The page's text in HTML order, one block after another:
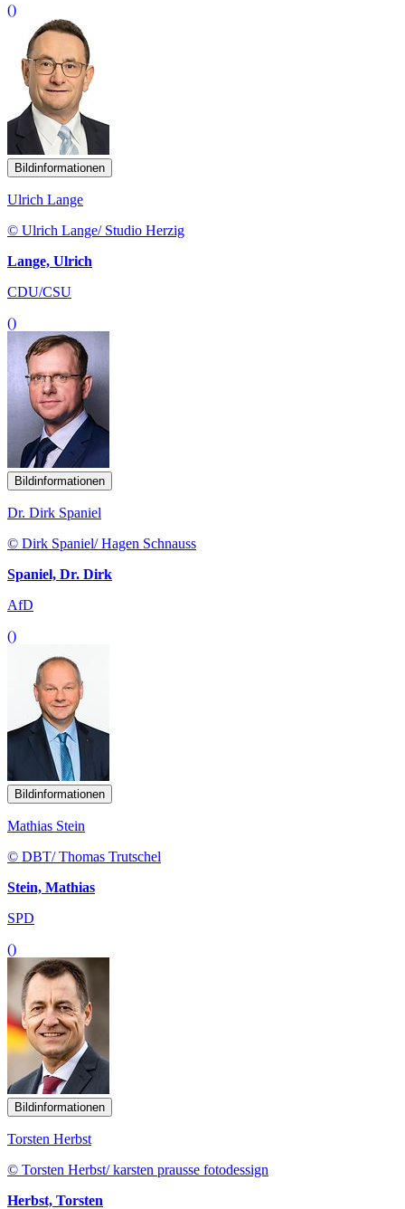
()
Bildinformationen
Ulrich Lange
© Ulrich Lange/ Studio Herzig
Lange, Ulrich
CDU/CSU
()
Bildinformationen
Dr. Dirk Spaniel
© Dirk Spaniel/ Hagen Schnauss
Spaniel, Dr. Dirk
AfD
()
Bildinformationen
Mathias Stein
© DBT/ Thomas Trutschel
Stein, Mathias
SPD
()
Bildinformationen
Torsten Herbst
© Torsten Herbst/ karsten prausse fotodessign
Herbst, Torsten